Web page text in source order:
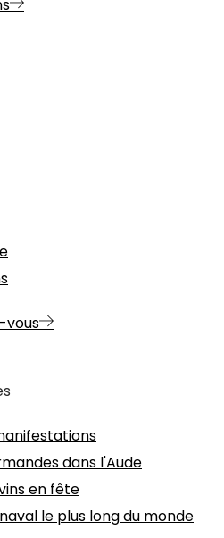
vous
dans l'Aude
en fête
le plus long du monde